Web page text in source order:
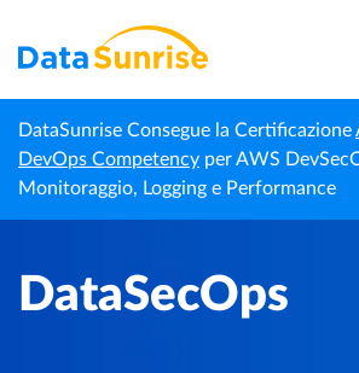
DataSunrise Consegue la Certificazione
DevOps Competency per AWS
Monitoraggio, Logging e Performance
Homepage Centro di Conoscenza
DataSecOps